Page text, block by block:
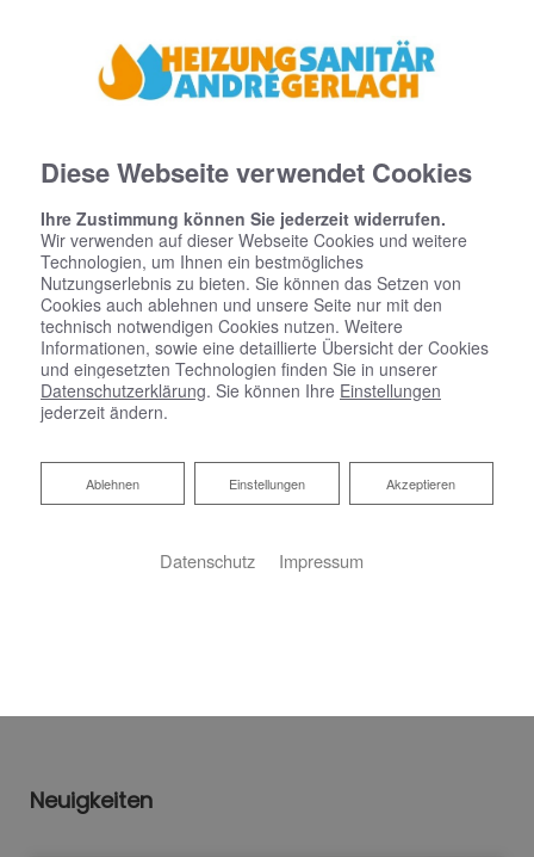
Ihr Heizungskonfigurator
Neuigkeiten
Diese Webseite verwendet Cookies
Ihre Zustimmung können Sie jederzeit widerrufen.
Wir verwenden auf dieser Webseite Cookies und weitere
Technologien, um Ihnen ein bestmögliches
Nutzungserlebnis zu bieten. Sie können das Setzen von
Cookies auch ablehnen und unsere Seite nur mit den
technisch notwendigen Cookies nutzen. Weitere
Informationen, sowie eine detaillierte Übersicht der Cookies
und eingesetzten Technologien finden Sie in unserer
Datenschutzerklärung. Sie können Ihre Einstellungen
jederzeit ändern.
Akzeptieren
Einstellungen
Ablehnen
Ablehnen
Datenschutz Impressum